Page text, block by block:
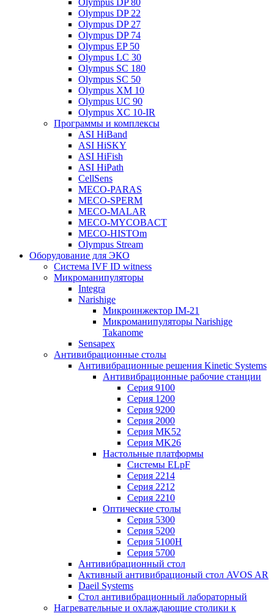
Olympus DP 22
Olympus DP 27
Olympus DP 74
Olympus EP 50
Olympus LC 30
Olympus SC 180
Olympus SC 50
Olympus XM 10
Olympus UC 90
Olympus XC 10-IR
Программы и комплексы
ASI HiBand
ASI HiSKY
ASI HiFish
ASI HiPath
CellSens
MECO-PARAS
MECO-SPERM
MECO-MALAR
MECO-MYCOBACT
MECO-HISTOm
Olympus Stream
Оборудование для ЭКО
Система IVF ID witness
Микроманипуляторы
Integra
Narishige
Микроинжектор IM-21
Микроманипуляторы Narishige
Takanome
Sensapex
Антивибрационные столы
Антивибрационные решения Kinetic Systems
Антивибрационные рабочие станции
Серия 9100
Серия 1200
Серия 9200
Серия 2000
Серия MK52
Серия MK26
Настольные платформы
Системы ELpF
Серия 2214
Серия 2212
Серия 2210
Оптические столы
Серия 5300
Серия 5200
Серия 5100H
Серия 5700
Антивибрационный стол
Активный антивибрационый стол AVOS AR
Daeil Systems
Стол антивибрационный лабораторный
Нагревательные и охлаждающие столики к